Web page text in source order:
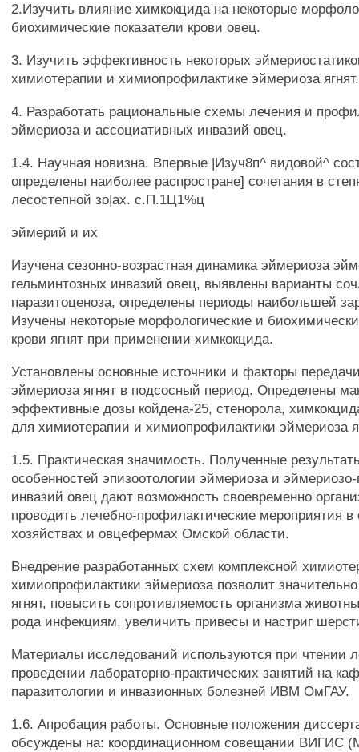
2.Изучить влияние химкокцида на некоторые
биохимические показатели крови овец.
3. Изучить эффективность некоторых
химиотерапии и химиопрофилактике эймериоза ягнят.
4. Разработать рациональные схемы лечения и
эймериоза и ассоциативных инвазий овец.
1.4. Научная новизна. Впервые |Изуч8п^ видовой^
определены наиболее распростране] сочетания в
лесостепной зо|ах. с.П.1Ц1%ц
эймерий и их
Изучена сезонно-возрастная динамика эймериоза
гельминтозных инвазий овец, выявлены варианты
паразитоценоза, определены периоды наибольшей
Изучены некоторые морфологические и
крови ягнят при применении химкокцида.
Установлены основные источники и факторы
эймериоза ягнят в подсосный период. Определены
эффективные дозы койдена-25, стенорола,
для химиотерапии и химиопрофилактики эймериоза
1.5. Практическая значимость. Полученные
особенностей эпизоотологии эймериоза и
инвазий овец дают возможность своевременно
проводить лечебно-профилактические мероприятия в
хозяйствах и овцефермах Омской области.
Внедрение разработанных схем комплексной
химиопрофилактики эймериоза позволит
ягнят, повысить сопротивляемость организма
рода инфекциям, увеличить привесы и настриг
Материалы исследований используются при чтении
проведении лабораторно-практических занятий на
паразитологии и инвазионных болезней ИВМ ОмГАУ.
1.6. Апробация работы. Основные положения
обсуждены на: координационном совещании ВИГИС